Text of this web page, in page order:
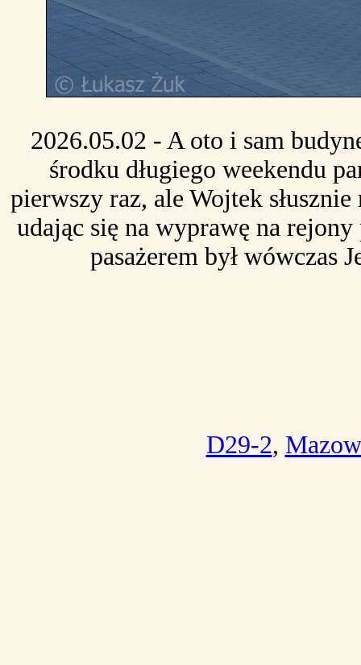
2026.05.02 - A oto i sam
środku długiego weekendu
pierwszy raz, ale Wojtek
udając się na wyprawę na
pasażerem był wówczas
D29-2,